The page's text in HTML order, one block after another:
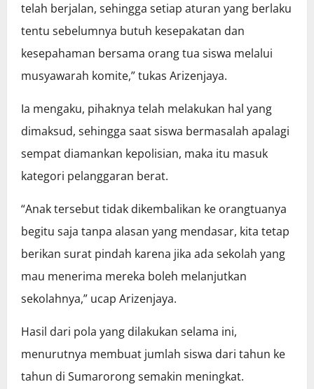
telah berjalan, sehingga setiap aturan yang berlaku
tentu sebelumnya butuh kesepakatan dan
kesepahaman bersama orang tua siswa melalui
musyawarah komite,” tukas Arizenjaya.
Ia mengaku, pihaknya telah melakukan hal yang
dimaksud, sehingga saat siswa bermasalah apalagi
sempat diamankan kepolisian, maka itu masuk
kategori pelanggaran berat.
“Anak tersebut tidak dikembalikan ke orangtuanya
begitu saja tanpa alasan yang mendasar, kita tetap
berikan surat pindah karena jika ada sekolah yang
mau menerima mereka boleh melanjutkan
sekolahnya,” ucap Arizenjaya.
Hasil dari pola yang dilakukan selama ini,
menurutnya membuat jumlah siswa dari tahun ke
tahun di Sumarorong semakin meningkat.